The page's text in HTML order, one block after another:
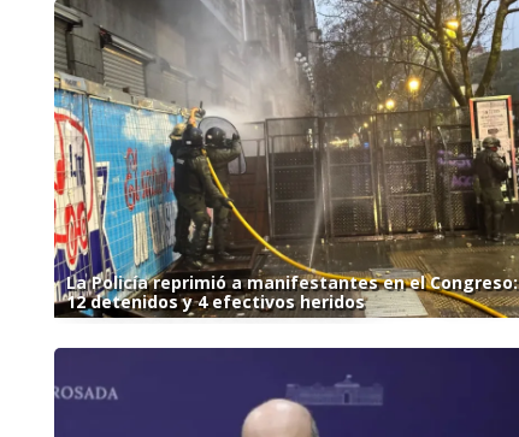
La Policía reprimió a manifestantes en el Congreso:
12 detenidos y 4 efectivos heridos